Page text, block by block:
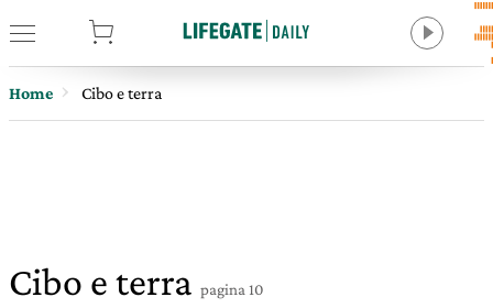
Home Cibo e terra
Cibo e terra pagina 10